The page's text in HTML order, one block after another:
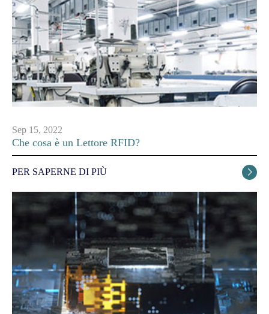
Sep 15, 2022
Che cosa è un Lettore RFID?
PER SAPERNE DI PIÙ 